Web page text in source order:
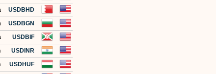
USDBHD
USDBGN
USDBIF
USDINR
USDHUF